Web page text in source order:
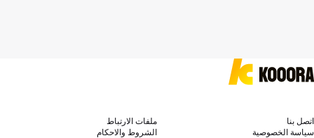
اتصل بنا
ملفات الارتباط
سياسة الخصوصية
الشروط والاحكام